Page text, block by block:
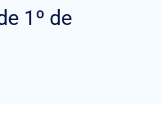
1º de